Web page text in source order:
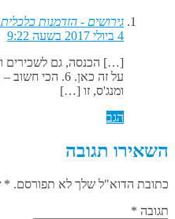
גירושים - הזדמנות
4 ביולי 2017 בשעה 9:22
[…] הכנסה, גם לשכירים
על זה כאן. 6.
ומנג'ס, זו […]
הגב
השאירו תגובה
כתובת הדוא"ל שלך לא תפורסם. *
תגובה *